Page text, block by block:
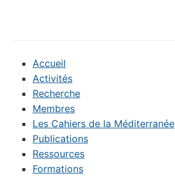
Accueil
Activités
Recherche
Membres
Les Cahiers de la Méditerranée
Publications
Ressources
Formations